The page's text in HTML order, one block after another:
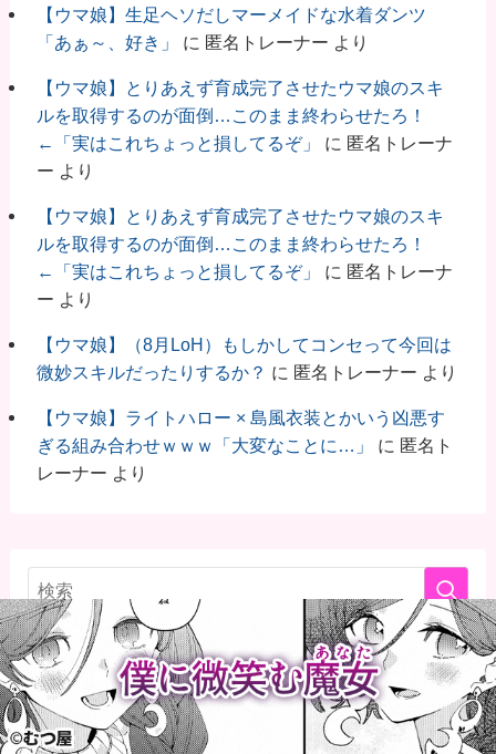
【ウマ娘】生足ヘソだしマーメイドな水着ダンツ
「あぁ～、好き」
に 匿名トレーナー より
【ウマ娘】とりあえず育成完了させたウマ娘のスキ
ルを取得するのが面倒…このまま終わらせたろ！
←「実はこれちょっと損してるぞ」
に 匿名トレーナ
ー より
【ウマ娘】とりあえず育成完了させたウマ娘のスキ
ルを取得するのが面倒…このまま終わらせたろ！
←「実はこれちょっと損してるぞ」
に 匿名トレーナ
ー より
【ウマ娘】（8月LoH）もしかしてコンセって今回は
微妙スキルだったりするか？ に 匿名トレーナー より
【ウマ娘】ライトハロー × 島風衣装とかいう凶悪す
ぎる組み合わせｗｗｗ「大変なことに…」
に 匿名ト
レーナー より
ウマ娘のオススメツール・サイト